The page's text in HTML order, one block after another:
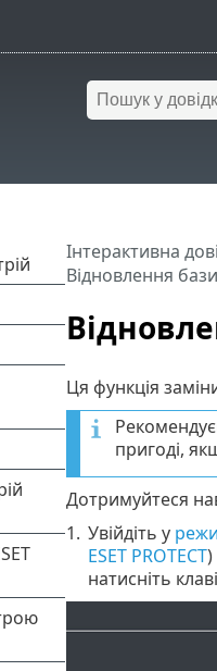
Інтерактивна
Відновлення
Ця функція
пригоді,
Дотримуйтеся
1. Увійдіть у
ESET PROTECT)
натисніть